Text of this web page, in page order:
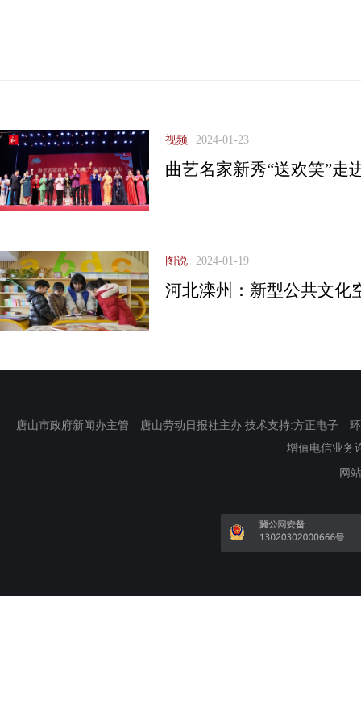
视频 2024-01-23
曲艺名家新秀“送欢笑”走
图说 2024-01-19
河北滦州：新型公共文化
唐山市政府新闻办主管 唐山劳动日报社主办 技术支持:方正电子
增值电信业务
网